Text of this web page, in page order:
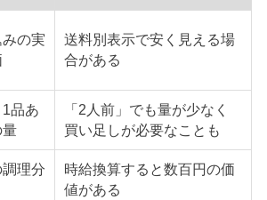
の実
送料別表示で安く見える場
合がある
品あ
量
「2人前」でも量が少なく
買い足しが必要なことも
理分
時給換算すると数百円の価
値がある